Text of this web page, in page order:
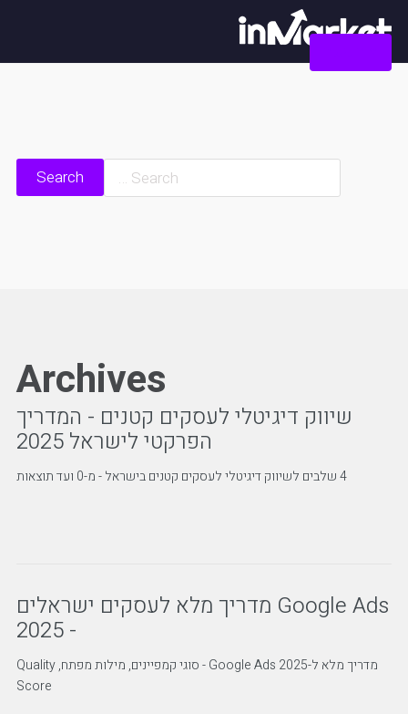
Archives
שיווק דיגיטלי לעסקים קטנים - המדריך
הפרקטי לישראל 2025
4 שלבים לשיווק דיגיטלי לעסקים קטנים בישראל - מ-0 ועד תוצאות
Google Ads מדריך מלא לעסקים ישראלים
- 2025
מדריך מלא ל-Google Ads 2025 - סוגי קמפיינים, מילות מפתח, Quality
Score